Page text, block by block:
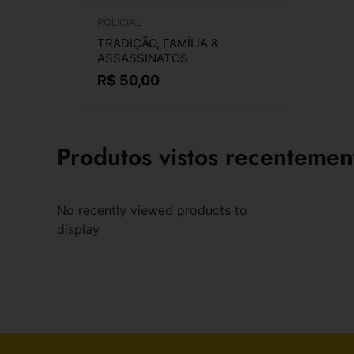
POLICIAL
TRADIÇÃO, FAMÍLIA &
ASSASSINATOS
R$ 50,00
Produtos vistos
No recently viewed products to
display